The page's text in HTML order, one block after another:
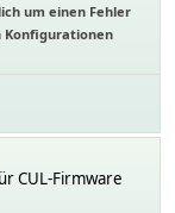
um einen Fehler
Konfigurationen
CUL-Firmware